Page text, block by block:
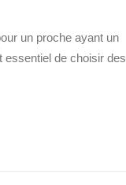
un proche ayant un
essentiel de choisir des